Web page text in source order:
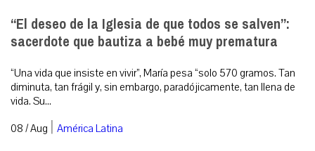
“El deseo de la Iglesia de que todos se salven”:
sacerdote que bautiza a bebé muy prematura
“Una vida que insiste en vivir”, María pesa “solo 570 gramos. Tan
diminuta, tan frágil y, sin embargo, paradójicamente, tan llena de
vida. Su...
08 / Aug | América Latina